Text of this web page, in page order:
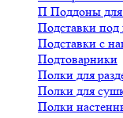
П Поддоны
Подставки под
Подставки с
Подтоварники
Полки для
Полки для
Полки